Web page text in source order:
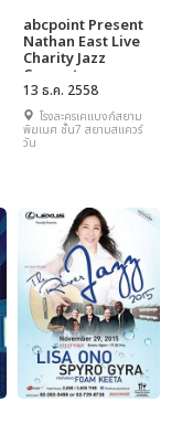
abcpoint Present
Nathan East Live
Charity Jazz
Concert
13 ธ.ค. 2558
โรงละครเคแบงก์สยาม
พิฆเนศ ชั้น7 สยามสแควร์
วัน